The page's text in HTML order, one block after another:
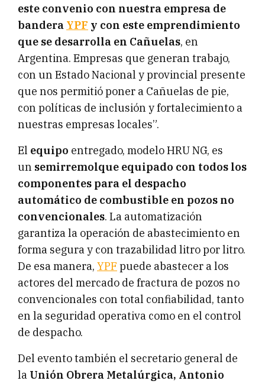
este convenio con nuestra empresa de
bandera YPF y con este emprendimiento
que se desarrolla en Cañuelas, en
Argentina. Empresas que generan trabajo,
con un Estado Nacional y provincial presente
que nos permitió poner a Cañuelas de pie,
con políticas de inclusión y fortalecimiento a
nuestras empresas locales”.
El equipo entregado, modelo HRU NG, es
un semirremolque equipado con todos los
componentes para el despacho
automático de combustible en pozos no
convencionales. La automatización
garantiza la operación de abastecimiento en
forma segura y con trazabilidad litro por litro.
De esa manera, YPF puede abastecer a los
actores del mercado de fractura de pozos no
convencionales con total confiabilidad, tanto
en la seguridad operativa como en el control
de despacho.
Del evento también el secretario general de
la Unión Obrera Metalúrgica, Antonio